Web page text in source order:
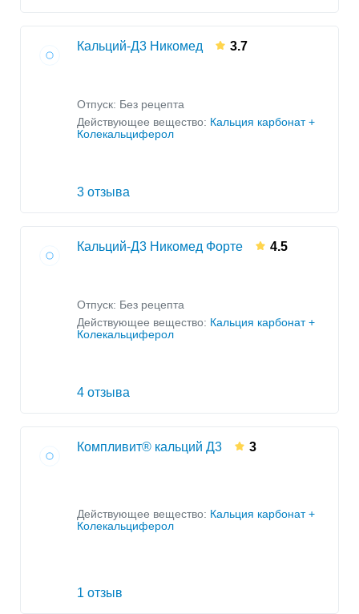
Кальций-Д3 Никомед 3.7
Отпуск: Без рецепта
Действующее вещество: Кальция карбонат +
Колекальциферол
3 отзыва
Кальций-Д3 Никомед Форте 4.5
Отпуск: Без рецепта
Действующее вещество: Кальция карбонат +
Колекальциферол
4 отзыва
Компливит® кальций Д3 3
Действующее вещество: Кальция карбонат +
Колекальциферол
1 отзыв